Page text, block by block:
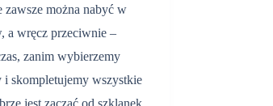
zawsze można nabyć w
a wręcz przeciwnie –
zanim wybierzemy
skompletujemy wszystkie